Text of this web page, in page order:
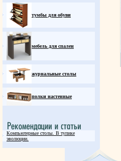
тумбы для обуви
мебель для спален
журнальные столы
полки настенные
Компьютерные столы. В тупике
эволюции.